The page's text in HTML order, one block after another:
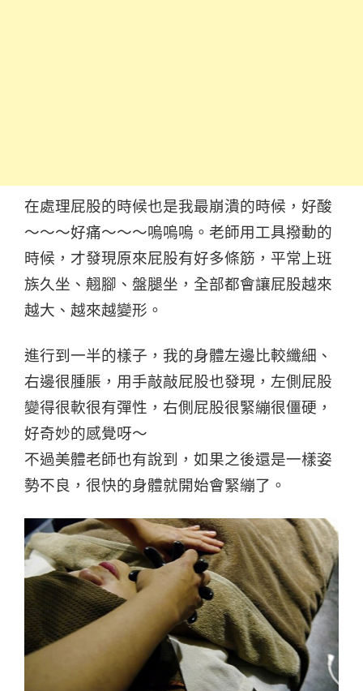
在處理屁股的時候也是我最崩潰的時候，好酸
～～～好痛～～～嗚嗚嗚。老師用工具撥動的
時候，才發現原來屁股有好多條筋，平常上班
族久坐、翹腳、盤腿坐，全部都會讓屁股越來
越大、越來越變形。
進行到一半的樣子，我的身體左邊比較纖細、
右邊很腫脹，用手敲敲屁股也發現，左側屁股
變得很軟很有彈性，右側屁股很緊繃很僵硬，
好奇妙的感覺呀～
不過美體老師也有說到，如果之後還是一樣姿
勢不良，很快的身體就開始會緊繃了。